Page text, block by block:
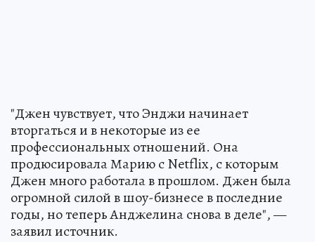
"Джен чувствует, что Энджи начинает
вторгаться и в некоторые из ее
профессиональных отношений. Она
продюсировала Марию с Netflix, с которым
Джен много работала в прошлом. Джен была
огромной силой в шоу-бизнесе в последние
годы, но теперь Анджелина снова в деле", —
заявил источник.